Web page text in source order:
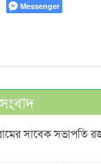
Messenger
সাবেক সভাপতি